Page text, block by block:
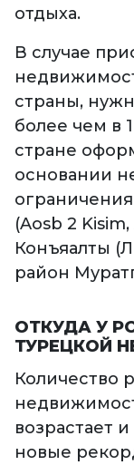
отдыха.
В случае
страны,
более чем в
стране
основании
(Aosb 2
Конъяалты
район
ОТКУДА У
ТУРЕЦКОЙ
Количество
возрастает
новые